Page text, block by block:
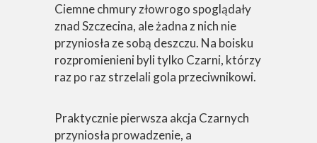
Ciemne chmury złowrogo spoglądały
znad Szczecina, ale żadna z nich nie
przyniosła ze sobą deszczu. Na boisku
rozpromienieni byli tylko Czarni, którzy
raz po raz strzelali gola przeciwnikowi.
Praktycznie pierwsza akcja Czarnych
przyniosła prowadzenie, a